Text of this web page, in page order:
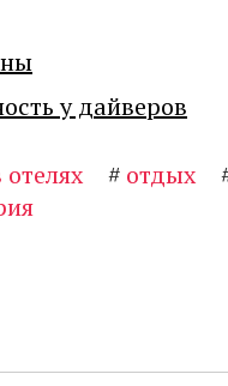
у дайверов
# отдых